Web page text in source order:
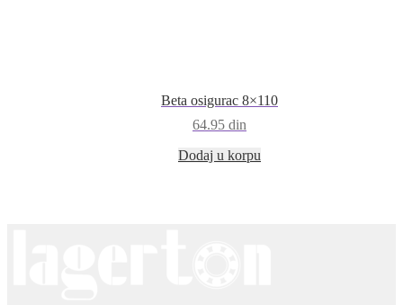
Beta osigurac 8×110
64.95 din
Dodaj u korpu